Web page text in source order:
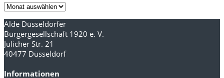
Archiv
Alde Düsseldorfer
Bürgergesellschaft 1920 e. V.
Jülicher Str. 21
40477 Düsseldorf
Informationen